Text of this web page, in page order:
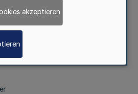
für den Maßregelvollzug
akzeptieren